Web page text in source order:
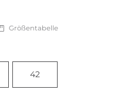
Größentabelle
42